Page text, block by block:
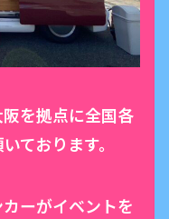
を拠点に全国各
ております。
ーがイベントを